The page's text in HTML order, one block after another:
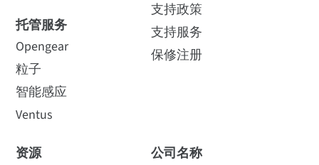
托管服务
Opengear
粒子
智能感应
Ventus
支持政策
支持服务
保修注册
资源
公司名称